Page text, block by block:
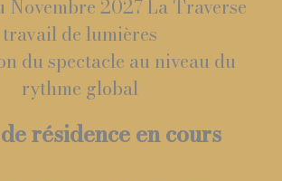
Novembre 2027 La Traverse
travail de lumières
du spectacle au niveau du
rythme global
résidence en cours